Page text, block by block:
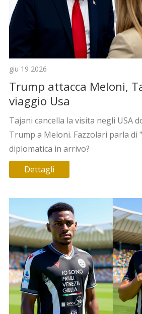
giu 19 2026
Trump attacca Meloni,
viaggio Usa
Tajani cancella la visita negli USA
Trump a Meloni. Fazzolari parla di
diplomatica in arrivo?
Dettagli